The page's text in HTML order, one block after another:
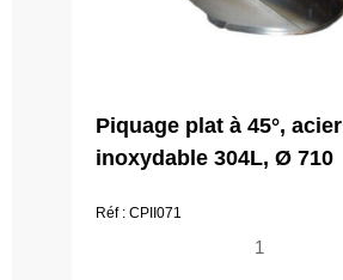
Piquage plat à 45°, acier
inoxydable 304L, Ø 710
Réf : CPII071
quantité